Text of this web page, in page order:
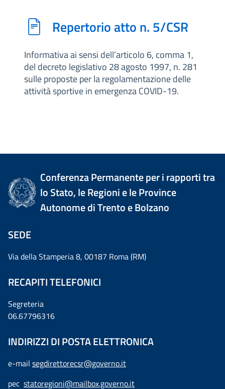
Repertorio atto n. 5/CSR
Informativa ai sensi dell’articolo 6, comma 1,
del decreto legislativo 28 agosto 1997, n. 281
sulle proposte per la regolamentazione delle
attività sportive in emergenza COVID-19.
Conferenza Permanente per i rapporti tra
lo Stato, le Regioni e le Province
Autonome di Trento e Bolzano
SEDE
Via della Stamperia 8, 00187 Roma (RM)
RECAPITI TELEFONICI
Segreteria
06.67796316
INDIRIZZI DI POSTA ELETTRONICA
e-mail segdirettorecsr@governo.it
pec statoregioni@mailbox.governo.it